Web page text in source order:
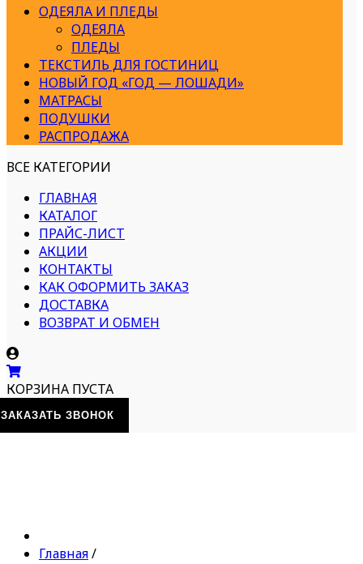
ОДЕЯЛА И ПЛЕДЫ
ОДЕЯЛА
ПЛЕДЫ
ТЕКСТИЛЬ ДЛЯ ГОСТИНИЦ
НОВЫЙ ГОД «ГОД — ЛОШАДИ»
МАТРАСЫ
ПОДУШКИ
РАСПРОДАЖА
ВСЕ КАТЕГОРИИ
ГЛАВНАЯ
КАТАЛОГ
ПРАЙС-ЛИСТ
АКЦИИ
КОНТАКТЫ
КАК ОФОРМИТЬ ЗАКАЗ
ДОСТАВКА
ВОЗВРАТ И ОБМЕН
КОРЗИНА ПУСТА
ЗАКАЗАТЬ ЗВОНОК
Главная/